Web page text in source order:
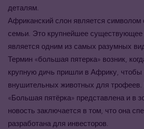
деталям.
Африканский слон является символом
семьи. Это крупнейшее существующее
является одним из самых разумных
Термин «большая пятерка» возник,
крупную дичь пришли в Африку, чтобы
внушительных животных для трофеев.
«Большая пятёрка» представлена и в
новость заключается в том, что она
разработана для инвесторов.